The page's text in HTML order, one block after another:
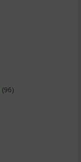
(96)